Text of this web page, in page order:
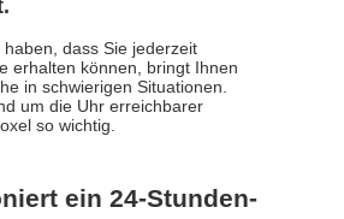
haben, dass Sie jederzeit
erhalten können, bringt Ihnen
in schwierigen Situationen.
um die Uhr erreichbarer
so wichtig.
ein 24-Stunden-